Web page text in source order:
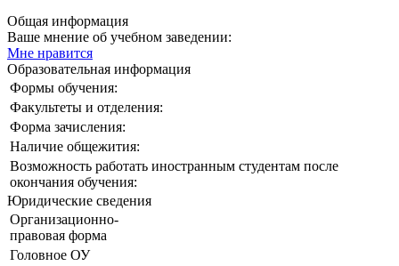
Общая информация
Ваше мнение об учебном заведении:
Мне нравится
Образовательная информация
Формы обучения:
Факультеты и отделения:
Форма зачисления:
Наличие общежития:
Возможность работать иностранным студентам после
окончания обучения:
Юридические сведения
Организационно-
правовая форма
Головное ОУ